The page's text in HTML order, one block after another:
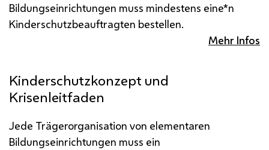
Bildungseinrichtungen muss mindestens eine*n
Kinderschutzbeauftragten bestellen.
Mehr Infos
Kinderschutzkonzept und
Krisenleitfaden
Jede Trägerorganisation von elementaren
Bildungseinrichtungen muss ein